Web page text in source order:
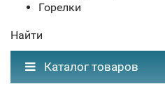
Горелки
Найти
Каталог товаров